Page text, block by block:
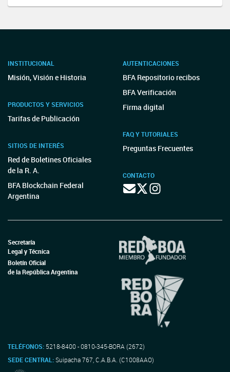
INSTITUCIONAL
Misión, Visión e Historia
PRODUCTOS Y SERVICIOS
Tarifas de Publicación
SITIOS DE INTERÉS
Red de Boletines Oficiales
de la R. A.
BFA Blockchain Federal
Argentina
AUTENTICACIONES
BFA Repositorio recibos
BFA Verificación
Firma digital
FAQ Y TUTORIALES
Preguntas Frecuentes
CONTACTO
Secretaría
Legal y Técnica
Boletín Oficial
de la República Argentina
TELÉFONOS: 5218-8400 - 0810-345-BORA (2672)
SEDE CENTRAL:Suipacha 767, C.A.B.A. (C1008AAO)